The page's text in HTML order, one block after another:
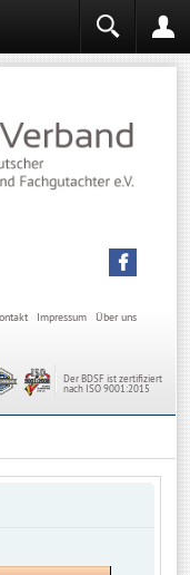
Über uns
Impressum
Der BDSF ist zertifiziert
nach ISO 9001:2015